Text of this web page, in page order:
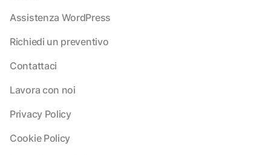
Assistenza WordPress
Richiedi un preventivo
Contattaci
Lavora con noi
Privacy Policy
Cookie Policy